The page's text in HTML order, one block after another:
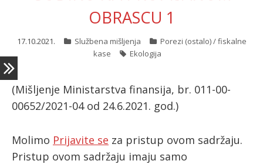
Prijava
ћирилица
OBRASCU 1
17.10.2021. Službena mišljenja
Porezi (ostalo) / fiskalne
kase
Ekologija
(Mišljenje Ministarstva finansija, br. 011-00-
00652/2021-04 od 24.6.2021. god.)
Molimo Prijavite se za pristup ovom sadržaju.
Pristup ovom sadržaju imaju samo